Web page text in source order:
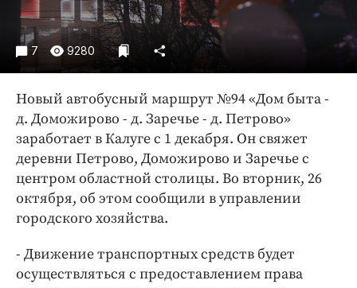
Экономика и бизнес
ПРОЕКТЫ
Издания
Медиаперсона
Интересное чтиво
Клиника года
Бренд года
Работодатель года
7 9280
Новый автобусный маршрут №94 «Дом быта -
д. Доможирово - д. Заречье - д. Петрово»
заработает в Калуге с 1 декабря. Он свяжет
деревни Петрово, Доможирово и Заречье с
центром областной столицы. Во вторник, 26
октября, об этом сообщили в управлении
городского хозяйства.
- Движение транспортных средств будет
осуществляться с предоставлением права